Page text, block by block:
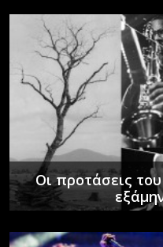
Οι προτάσεις